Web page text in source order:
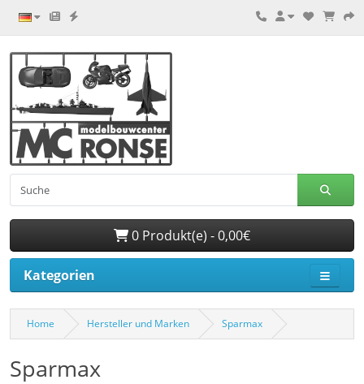
0 Produkt(e) - 0,00€
Kategorien
Home Hersteller und Marken Sparmax
Sparmax